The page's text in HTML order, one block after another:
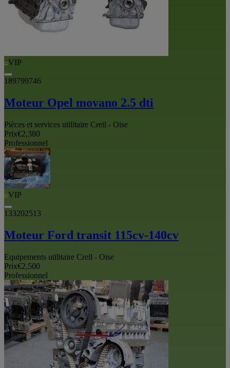
VIP
189799746
Moteur Opel movano 2.5 dti
Pièces et services utilitaire Creil - Oise
Prix€2,380
Professionnel
VIP
133202513
Moteur Ford transit 115cv-140cv
Equipements utilitaire Creil - Oise
Prix€2,500
Professionnel